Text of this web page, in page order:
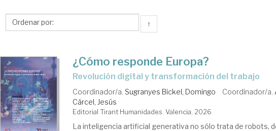
Domingo
↑
¿Cómo responde Europa?
Revolución digital y transformación del trabajo
Coordinador/a. Sugranyes Bickel, Domingo Coordinador/a.
Cárcel, Jesús
Editorial Tirant Humanidades. Valencia, 2026
La inteligencia artificial generativa no sólo trata de robots,